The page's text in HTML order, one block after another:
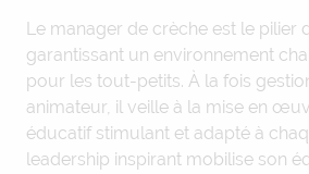
Le manager de crèche est le pilier
garantissant un environnement
pour les tout-petits. À la fois
animateur, il veille à la mise en
éducatif stimulant et adapté à
leadership inspirant mobilise son